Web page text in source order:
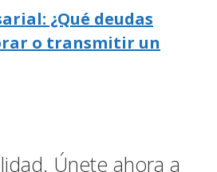
¿Qué deudas
o transmitir un
Únete ahora a